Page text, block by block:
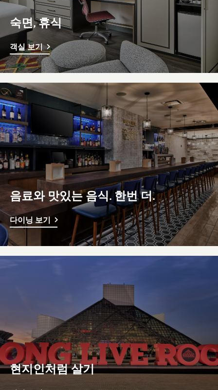
숙면, 휴식
객실 보기
음료와 맛있는 음식. 한번 더.
다이닝 보기
현지인처럼 살기